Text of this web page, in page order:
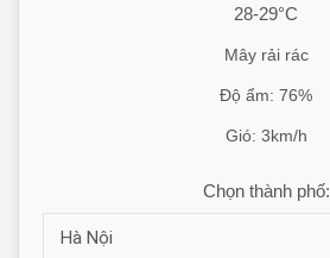
28-29°C
Mây rải rác
Độ ẩm: 76%
Gió: 3km/h
Chọn thành phố: